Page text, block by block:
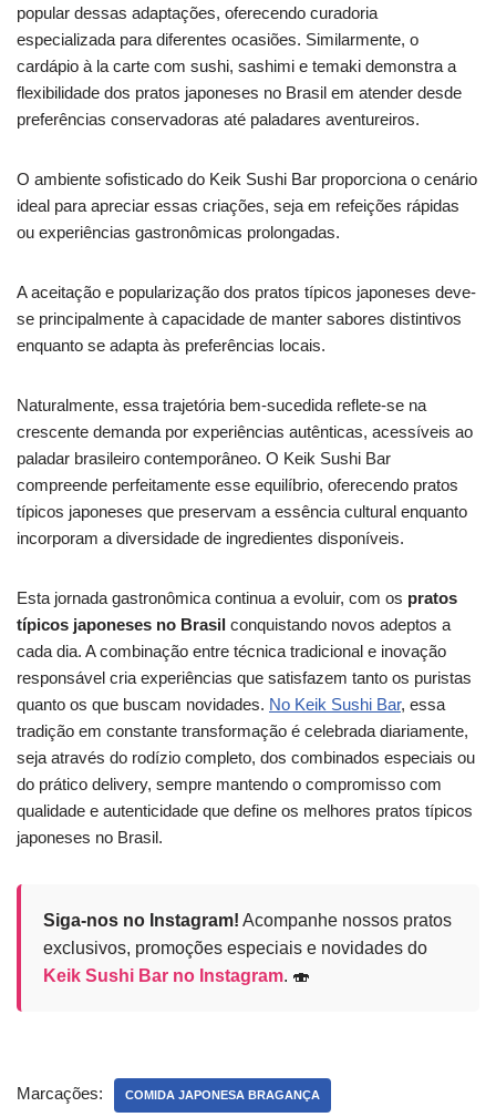
popular dessas adaptações, oferecendo curadoria
especializada para diferentes ocasiões. Similarmente, o
cardápio à la carte com sushi, sashimi e temaki demonstra a
flexibilidade dos pratos japoneses no Brasil em atender desde
preferências conservadoras até paladares aventureiros.
O ambiente sofisticado do Keik Sushi Bar proporciona o cenário
ideal para apreciar essas criações, seja em refeições rápidas
ou experiências gastronômicas prolongadas.
A aceitação e popularização dos pratos típicos japoneses deve-
se principalmente à capacidade de manter sabores distintivos
enquanto se adapta às preferências locais.
Naturalmente, essa trajetória bem-sucedida reflete-se na
crescente demanda por experiências autênticas, acessíveis ao
paladar brasileiro contemporâneo. O Keik Sushi Bar
compreende perfeitamente esse equilíbrio, oferecendo pratos
típicos japoneses que preservam a essência cultural enquanto
incorporam a diversidade de ingredientes disponíveis.
Esta jornada gastronômica continua a evoluir, com os pratos
típicos japoneses no Brasil conquistando novos adeptos a
cada dia. A combinação entre técnica tradicional e inovação
responsável cria experiências que satisfazem tanto os puristas
quanto os que buscam novidades. No Keik Sushi Bar, essa
tradição em constante transformação é celebrada diariamente,
seja através do rodízio completo, dos combinados especiais ou
do prático delivery, sempre mantendo o compromisso com
qualidade e autenticidade que define os melhores pratos típicos
japoneses no Brasil.
Siga-nos no Instagram! Acompanhe nossos pratos
exclusivos, promoções especiais e novidades do
Keik Sushi Bar no Instagram. 🍣
Marcações: COMIDA JAPONESA BRAGANÇA